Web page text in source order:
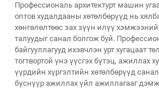
Профессиональ архитектурт машин
оптов худалдааны хөтөлбөрүүд нь
хөнгөлөлтөөс зах зүүн илүү
талуудыг санал болгож буй.
байгууллагууд ихэвчлэн урт хугацаат
тогтвортой үнэ үүсгэх бүтэц, ажиллах
үүрдийн хүргэлтийн хөтөлбөрүүд
бүснүүр ажиллах үйл ажиллагааг